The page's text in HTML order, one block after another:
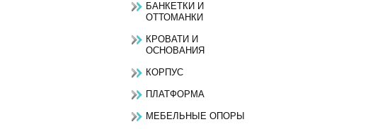
БАНКЕТКИ И
ОТТОМАНКИ
КРОВАТИ И
ОСНОВАНИЯ
КОРПУС
ПЛАТФОРМА
МЕБЕЛЬНЫЕ ОПОРЫ